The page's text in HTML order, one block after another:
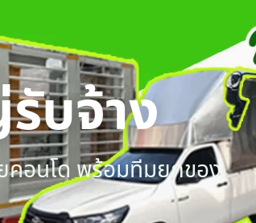
บจ้าง
คอนโด พร้อมทีมยกของ